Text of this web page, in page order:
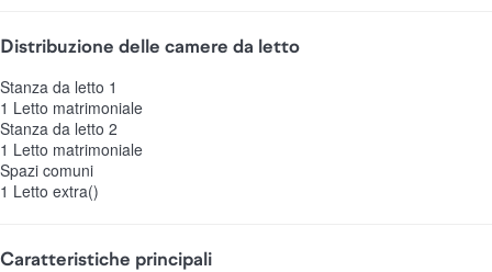
Distribuzione delle camere da letto
Stanza da letto 1
1 Letto matrimoniale
Stanza da letto 2
1 Letto matrimoniale
Spazi comuni
1 Letto extra()
Caratteristiche principali